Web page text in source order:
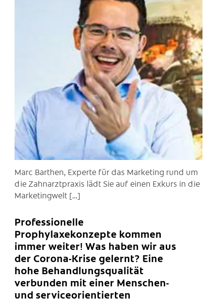
C
Marc Barthen, Experte für das Marketing rund um
die Zahnarztpraxis lädt Sie auf einen Exkurs in die
Marketingwelt […]
Professionelle
Prophylaxekonzepte kommen
immer weiter! Was haben wir aus
der Corona-Krise gelernt? Eine
hohe Behandlungsqualität
verbunden mit einer Menschen-
und serviceorientierten